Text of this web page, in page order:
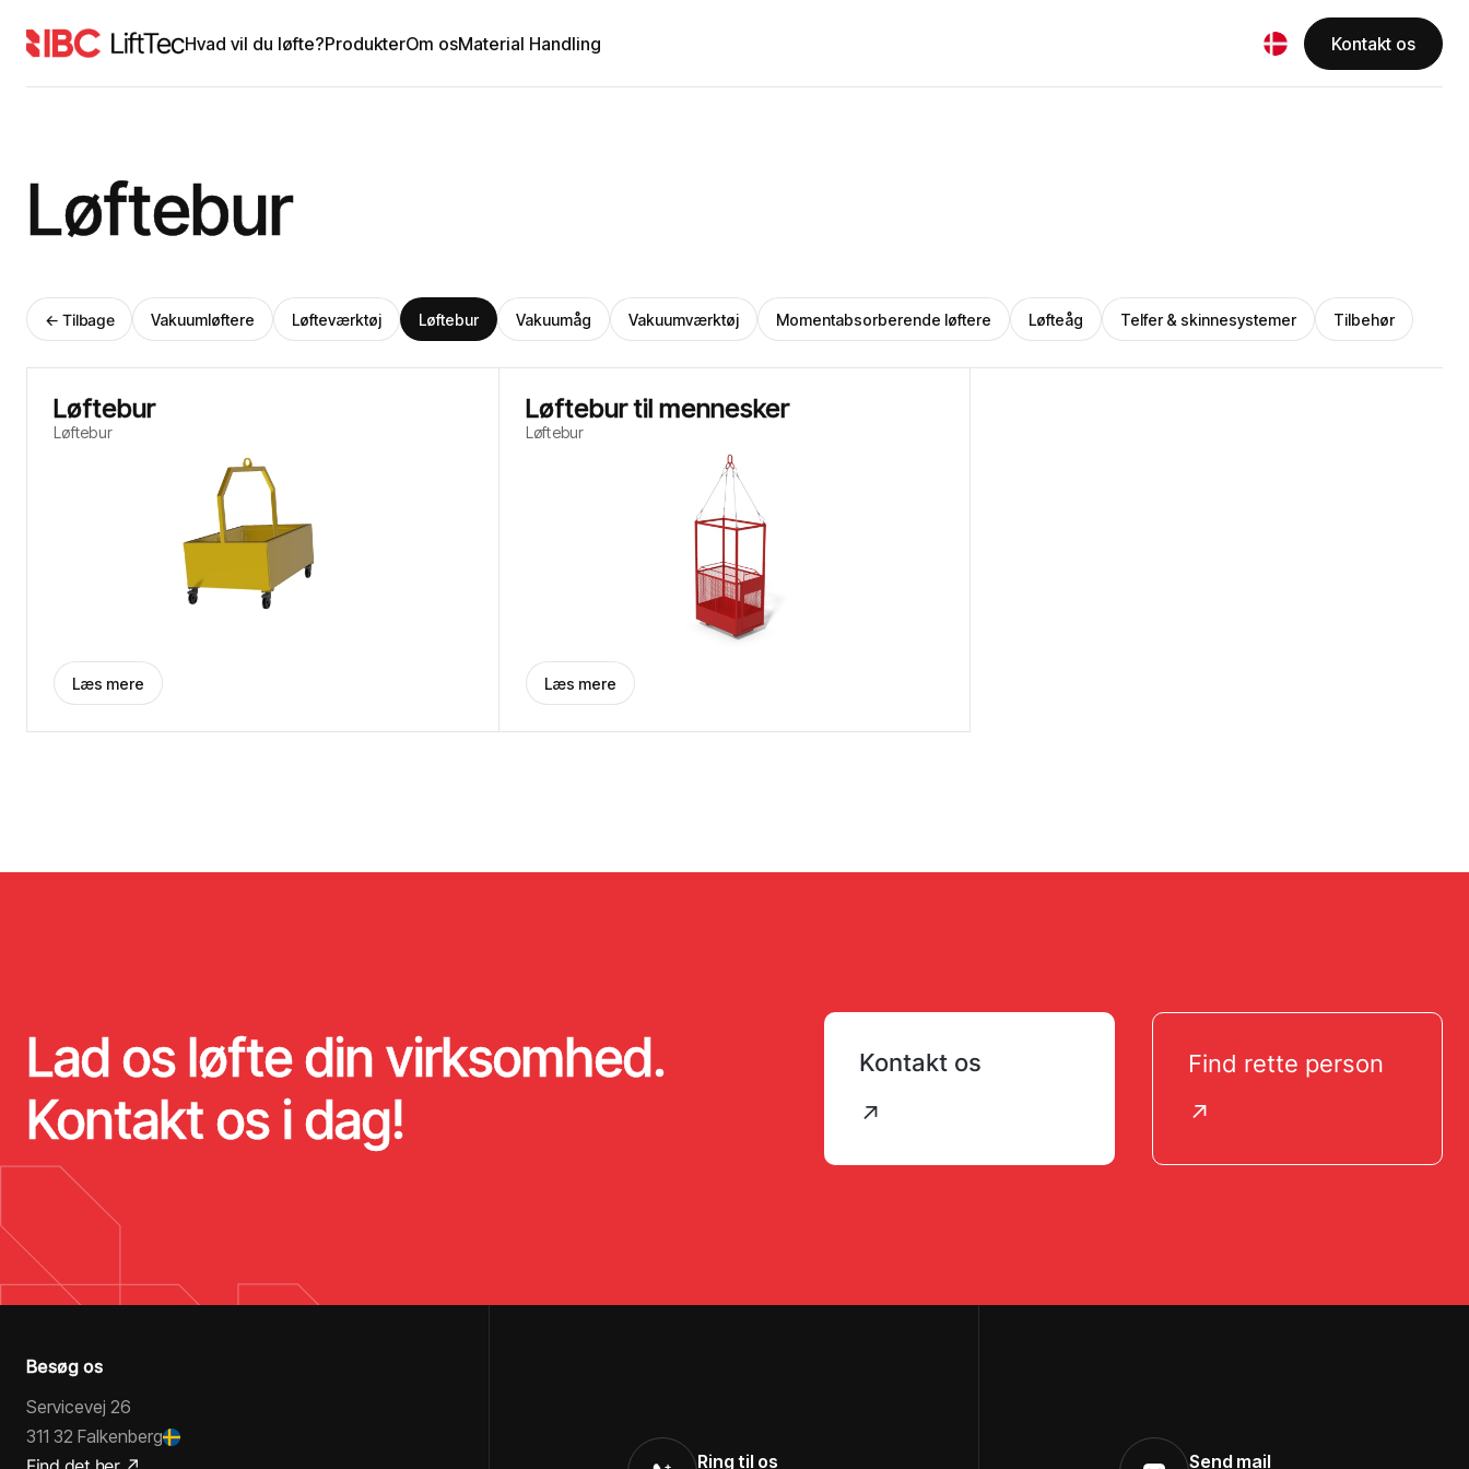
Hvad vil du løfte?ProdukterOm osMaterial Handling Kontakt os
Løftebur
← Tilbage Vakuumløftere Løfteværktøj Løftebur Vakuumåg Vakuumværktøj Momentabsorberende løftere Løfteåg Telfer & skinnesystemer Tilbehør
Løftebur
Løftebur
Læs mere
Løftebur til mennesker
Løftebur
Læs mere
Lad os løfte din virksomhed.
Kontakt os i dag!
Kontakt os
↗
Find rette person
↗
Besøg os
Servicevej 26
311 32 Falkenberg
Ring til os Send mail